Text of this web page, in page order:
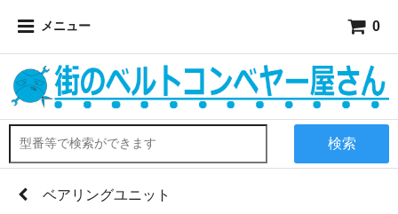
メニュー 0
検索
ベアリングユニット